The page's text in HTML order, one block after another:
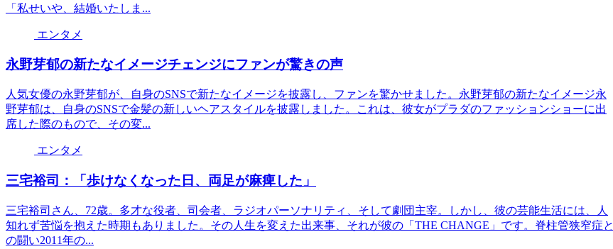
「私せいや、結婚いたしま...
エンタメ
永野芽郁の新たなイメージチェンジにファンが驚きの声
人気女優の永野芽郁が、自身のSNSで新たなイメージを披露し、ファンを驚かせました。永野芽郁の新たなイメージ永
野芽郁は、自身のSNSで金髪の新しいヘアスタイルを披露しました。これは、彼女がプラダのファッションショーに出
席した際のもので、その変...
エンタメ
三宅裕司：「歩けなくなった日、両足が麻痺した」
三宅裕司さん、72歳。多才な役者、司会者、ラジオパーソナリティ、そして劇団主宰。しかし、彼の芸能生活には、人
知れず苦悩を抱えた時期もありました。その人生を変えた出来事、それが彼の「THE CHANGE」です。脊柱管狭窄症と
の闘い2011年の...